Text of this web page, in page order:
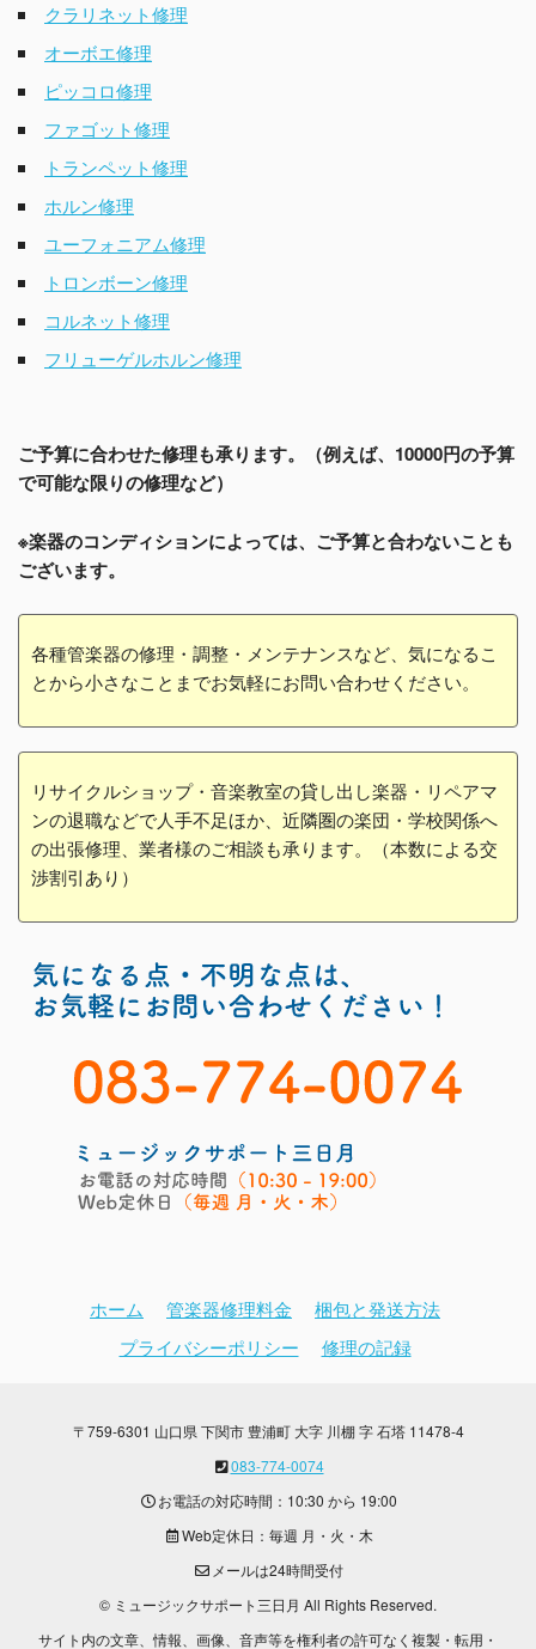
クラリネット修理
オーボエ修理
ピッコロ修理
ファゴット修理
トランペット修理
ホルン修理
ユーフォニアム修理
トロンボーン修理
コルネット修理
フリューゲルホルン修理
ご予算に合わせた修理も承ります。（例えば、10000円の予算
で可能な限りの修理など）
※楽器のコンディションによっては、ご予算と合わないことも
ございます。
各種管楽器の修理・調整・メンテナンスなど、気になるこ
とから小さなことまでお気軽にお問い合わせください。
リサイクルショップ・音楽教室の貸し出し楽器・リペアマ
ンの退職などで人手不足ほか、近隣圏の楽団・学校関係へ
の出張修理、業者様のご相談も承ります。（本数による交
渉割引あり）
ホーム 管楽器修理料金
梱包と発送方法
プライバシーポリシー
修理の記録
〒759-6301 山口県 下関市 豊浦町 大字 川棚 字 石塔 11478-4
083-774-0074
お電話の対応時間：10:30 から 19:00
Web定休日：毎週 月・火・木
メールは24時間受付
© ミュージックサポート三日月 All Rights Reserved.
サイト内の文章、情報、画像、音声等を権利者の許可なく複製・転用・